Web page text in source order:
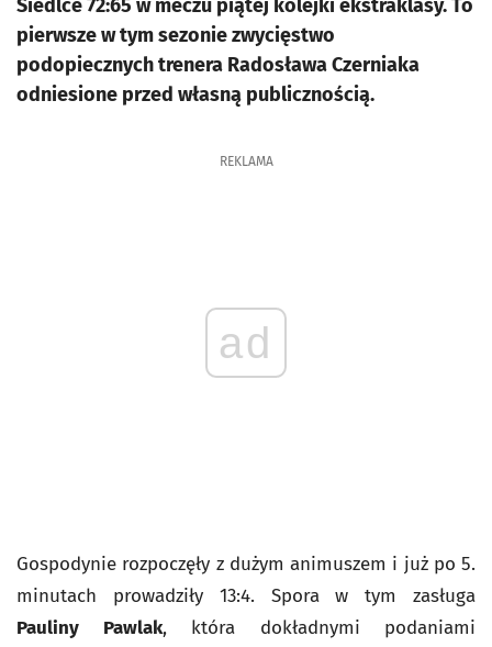
Siedlce 72:65 w meczu piątej kolejki ekstraklasy. To
pierwsze w tym sezonie zwycięstwo
podopiecznych trenera Radosława Czerniaka
odniesione przed własną publicznością.
REKLAMA
ad
Gospodynie rozpoczęły z dużym animuszem i już po 5.
minutach prowadziły 13:4. Spora w tym zasługa
Pauliny Pawlak, która dokładnymi podaniami